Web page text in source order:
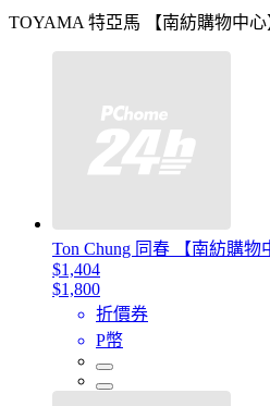
TOYAMA 特亞馬 【南紡購物中
Ton Chung 同春 【南紡購
$1,404
$1,800
折價券
P幣